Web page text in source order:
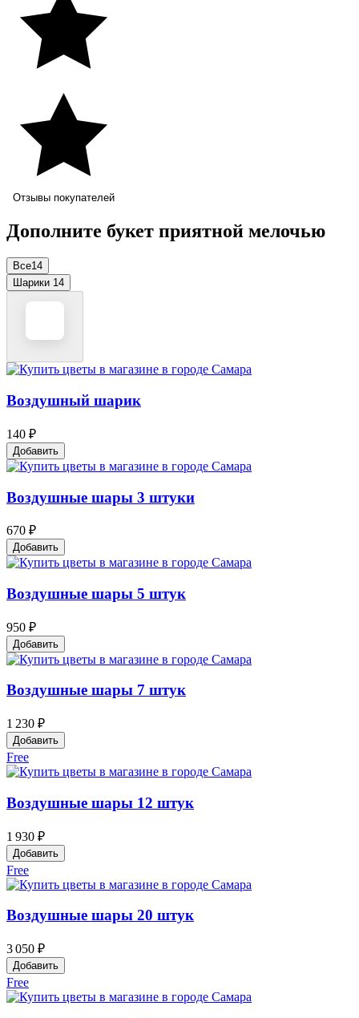
Отзывы покупателей
Дополните букет приятной мелочью
Все14
Шарики 14
Воздушный шарик
140 ₽
Добавить
Воздушные шары 3 штуки
670 ₽
Добавить
Воздушные шары 5 штук
950 ₽
Добавить
Воздушные шары 7 штук
1 230 ₽
Добавить
Free
Воздушные шары 12 штук
1 930 ₽
Добавить
Free
Воздушные шары 20 штук
3 050 ₽
Добавить
Free